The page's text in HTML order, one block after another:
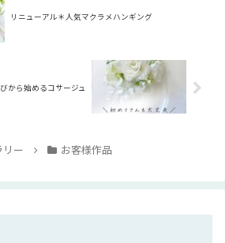
リニューアル＊人気マクラメハンギング
から始めるコサージュ
リー お客様作品